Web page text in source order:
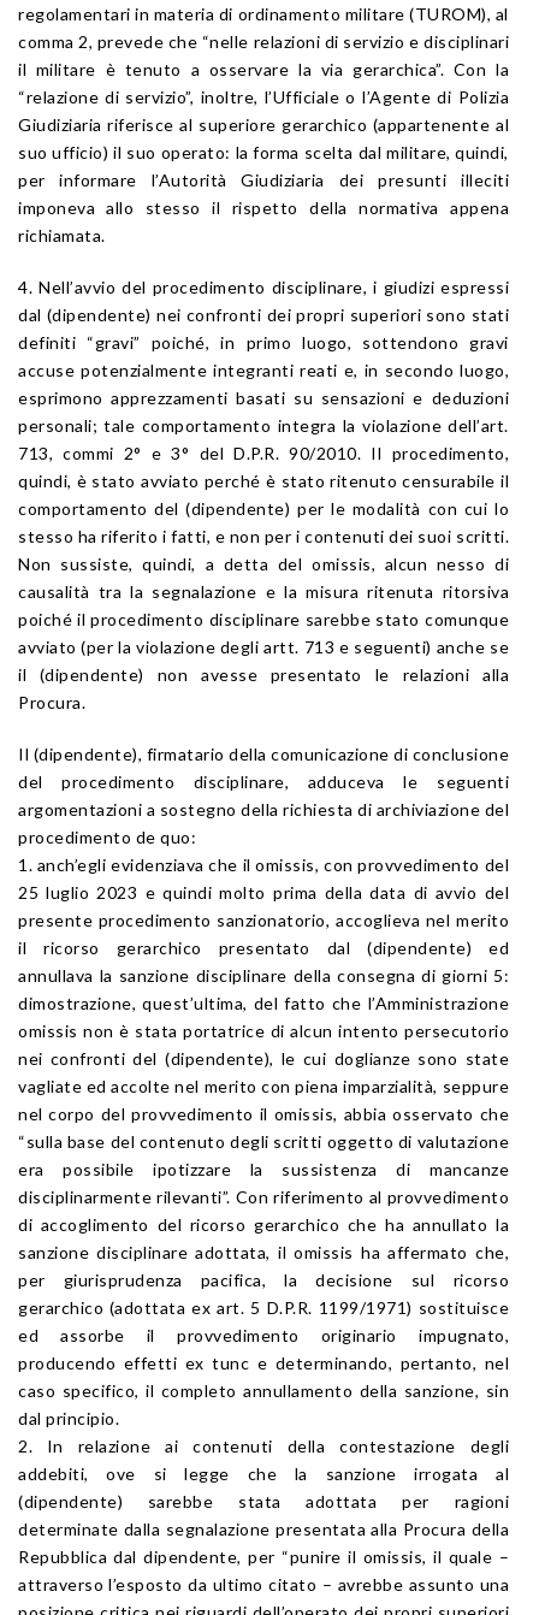
regolamentari in materia di ordinamento militare (TUROM), al
comma 2, prevede che “nelle relazioni di servizio e disciplinari
il militare è tenuto a osservare la via gerarchica”. Con la
“relazione di servizio”, inoltre, l’Ufficiale o l’Agente di Polizia
Giudiziaria riferisce al superiore gerarchico (appartenente al
suo ufficio) il suo operato: la forma scelta dal militare, quindi,
per informare l’Autorità Giudiziaria dei presunti illeciti
imponeva allo stesso il rispetto della normativa appena
richiamata.
4. Nell’avvio del procedimento disciplinare, i giudizi espressi
dal (dipendente) nei confronti dei propri superiori sono stati
definiti “gravi” poiché, in primo luogo, sottendono gravi
accuse potenzialmente integranti reati e, in secondo luogo,
esprimono apprezzamenti basati su sensazioni e deduzioni
personali; tale comportamento integra la violazione dell’art.
713, commi 2° e 3° del D.P.R. 90/2010. Il procedimento,
quindi, è stato avviato perché è stato ritenuto censurabile il
comportamento del (dipendente) per le modalità con cui lo
stesso ha riferito i fatti, e non per i contenuti dei suoi scritti.
Non sussiste, quindi, a detta del omissis, alcun nesso di
causalità tra la segnalazione e la misura ritenuta ritorsiva
poiché il procedimento disciplinare sarebbe stato comunque
avviato (per la violazione degli artt. 713 e seguenti) anche se
il (dipendente) non avesse presentato le relazioni alla
Procura.
Il (dipendente), firmatario della comunicazione di conclusione
del procedimento disciplinare, adduceva le seguenti
argomentazioni a sostegno della richiesta di archiviazione del
procedimento de quo:
1. anch’egli evidenziava che il omissis, con provvedimento del
25 luglio 2023 e quindi molto prima della data di avvio del
presente procedimento sanzionatorio, accoglieva nel merito
il ricorso gerarchico presentato dal (dipendente) ed
annullava la sanzione disciplinare della consegna di giorni 5:
dimostrazione, quest’ultima, del fatto che l’Amministrazione
omissis non è stata portatrice di alcun intento persecutorio
nei confronti del (dipendente), le cui doglianze sono state
vagliate ed accolte nel merito con piena imparzialità, seppure
nel corpo del provvedimento il omissis, abbia osservato che
“sulla base del contenuto degli scritti oggetto di valutazione
era possibile ipotizzare la sussistenza di mancanze
disciplinarmente rilevanti”. Con riferimento al provvedimento
di accoglimento del ricorso gerarchico che ha annullato la
sanzione disciplinare adottata, il omissis ha affermato che,
per giurisprudenza pacifica, la decisione sul ricorso
gerarchico (adottata ex art. 5 D.P.R. 1199/1971) sostituisce
ed assorbe il provvedimento originario impugnato,
producendo effetti ex tunc e determinando, pertanto, nel
caso specifico, il completo annullamento della sanzione, sin
dal principio.
2. In relazione ai contenuti della contestazione degli
addebiti, ove si legge che la sanzione irrogata al
(dipendente) sarebbe stata adottata per ragioni
determinate dalla segnalazione presentata alla Procura della
Repubblica dal dipendente, per “punire il omissis, il quale –
attraverso l’esposto da ultimo citato – avrebbe assunto una